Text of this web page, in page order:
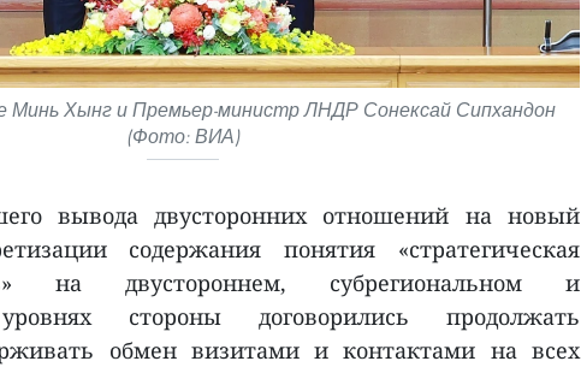
Минь Хынг и Премьер-министр ЛНДР Сонексай Сипхандон
(Фото: ВИА)
вывода двусторонних отношений на новый
содержания понятия «стратегическая
на двустороннем, субрегиональном и
стороны договорились продолжать
обмен визитами и контактами на всех